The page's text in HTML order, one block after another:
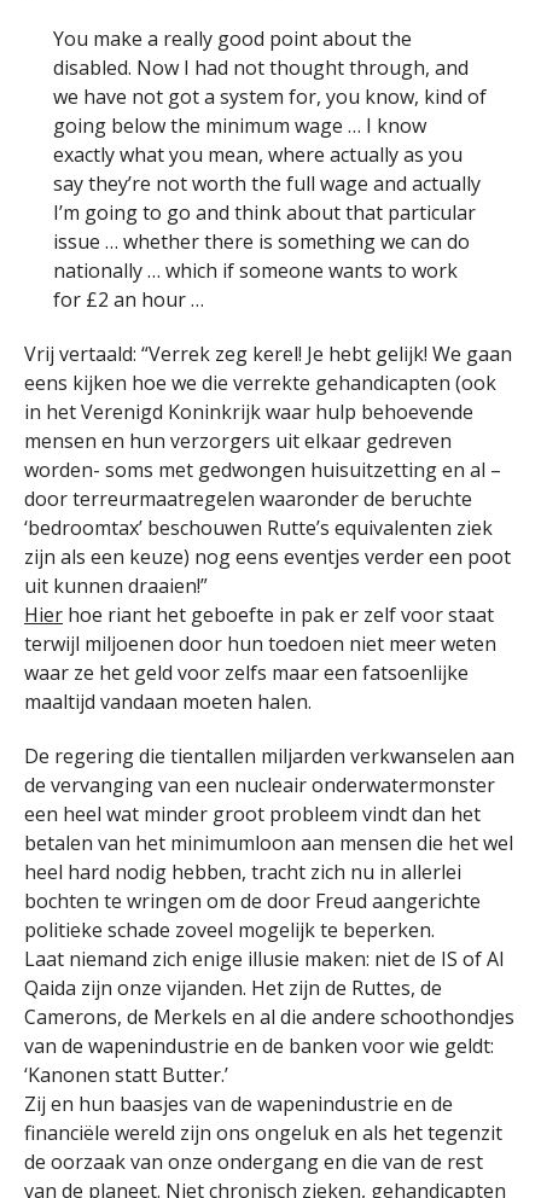
You make a really good point about the
disabled. Now I had not thought through, and
we have not got a system for, you know, kind of
going below the minimum wage … I know
exactly what you mean, where actually as you
say they’re not worth the full wage and actually
I’m going to go and think about that particular
issue … whether there is something we can do
nationally … which if someone wants to work
for £2 an hour …
Vrij vertaald: “Verrek zeg kerel! Je hebt gelijk! We gaan
eens kijken hoe we die verrekte gehandicapten (ook
in het Verenigd Koninkrijk waar hulp behoevende
mensen en hun verzorgers uit elkaar gedreven
worden- soms met gedwongen huisuitzetting en al –
door terreurmaatregelen waaronder de beruchte
‘bedroomtax’ beschouwen Rutte’s equivalenten ziek
zijn als een keuze) nog eens eventjes verder een poot
uit kunnen draaien!”
Hier hoe riant het geboefte in pak er zelf voor staat
terwijl miljoenen door hun toedoen niet meer weten
waar ze het geld voor zelfs maar een fatsoenlijke
maaltijd vandaan moeten halen.
De regering die tientallen miljarden verkwanselen aan
de vervanging van een nucleair onderwatermonster
een heel wat minder groot probleem vindt dan het
betalen van het minimumloon aan mensen die het wel
heel hard nodig hebben, tracht zich nu in allerlei
bochten te wringen om de door Freud aangerichte
politieke schade zoveel mogelijk te beperken.
Laat niemand zich enige illusie maken: niet de IS of Al
Qaida zijn onze vijanden. Het zijn de Ruttes, de
Camerons, de Merkels en al die andere schoothondjes
van de wapenindustrie en de banken voor wie geldt:
‘Kanonen statt Butter.’
Zij en hun baasjes van de wapenindustrie en de
financiële wereld zijn ons ongeluk en als het tegenzit
de oorzaak van onze ondergang en die van de rest
van de planeet. Niet chronisch zieken, gehandicapten